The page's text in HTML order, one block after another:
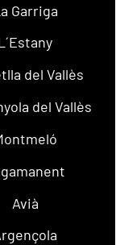
Garriga
del Vallès
del Vallès
Avià